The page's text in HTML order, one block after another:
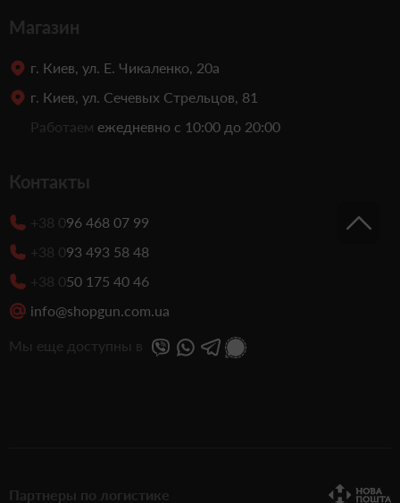
Магазин
г. Киев, ул. Е. Чикаленко, 20а
г. Киев, ул. Сечевых Стрельцов, 81
Работаем ежедневно с 10:00 до 20:00
Контакты
+38 096 468 07 99
+38 093 493 58 48
+38 050 175 40 46
info@shopgun.com.ua
Мы еще доступны в
Партнеры по логистике